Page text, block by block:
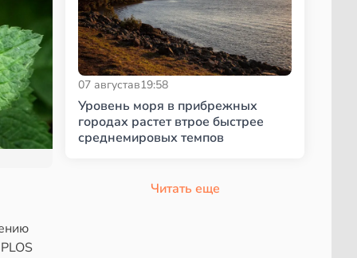
07 августав19:58
Уровень моря в прибрежных
городах растет втрое быстрее
среднемировых темпов
Читать еще